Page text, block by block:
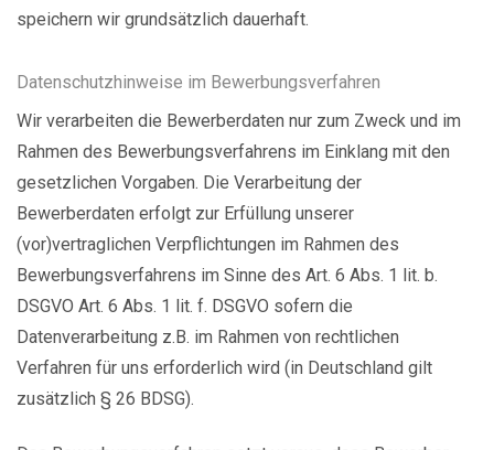
speichern wir grundsätzlich dauerhaft.
Datenschutzhinweise im Bewerbungsverfahren
Wir verarbeiten die Bewerberdaten nur zum Zweck und im
Rahmen des Bewerbungsverfahrens im Einklang mit den
gesetzlichen Vorgaben. Die Verarbeitung der
Bewerberdaten erfolgt zur Erfüllung unserer
(vor)vertraglichen Verpflichtungen im Rahmen des
Bewerbungsverfahrens im Sinne des Art. 6 Abs. 1 lit. b.
DSGVO Art. 6 Abs. 1 lit. f. DSGVO sofern die
Datenverarbeitung z.B. im Rahmen von rechtlichen
Verfahren für uns erforderlich wird (in Deutschland gilt
zusätzlich § 26 BDSG).